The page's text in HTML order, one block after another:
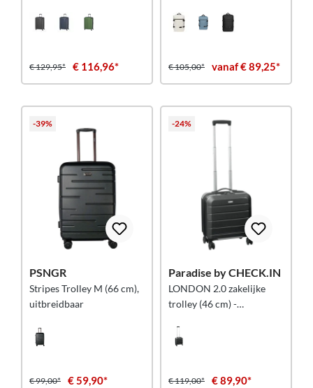
€ 129,95* € 116,96* € 105,00* vanaf € 89,25*
-39%
PSNGR
Stripes Trolley M (66 cm),
uitbreidbaar
€ 99,00* € 59,90*
-24%
Paradise by CHECK.IN
LONDON 2.0 zakelijke
trolley (46 cm) -
€ 119,00* € 89,90*